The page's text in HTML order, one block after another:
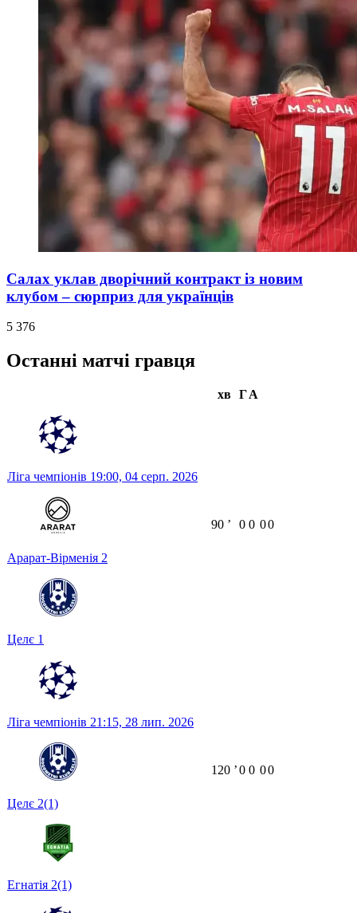
Салах уклав дворічний контракт із новим
клубом – сюрприз для українців
5 376
Останні матчі гравця
хв ГА
Ліга чемпіонів 19:00, 04 серп. 2026
Арарат-Вірменія 2
Целє 1
90 ʼ 0 0 00
Ліга чемпіонів 21:15, 28 лип. 2026
Целє 2(1)
Егнатія 2(1)
120 ʼ0 0 00